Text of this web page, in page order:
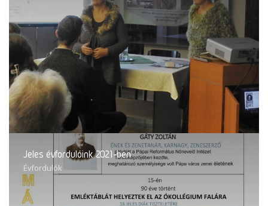
Jeles évfordulóink 2021-ben
Évfordulók